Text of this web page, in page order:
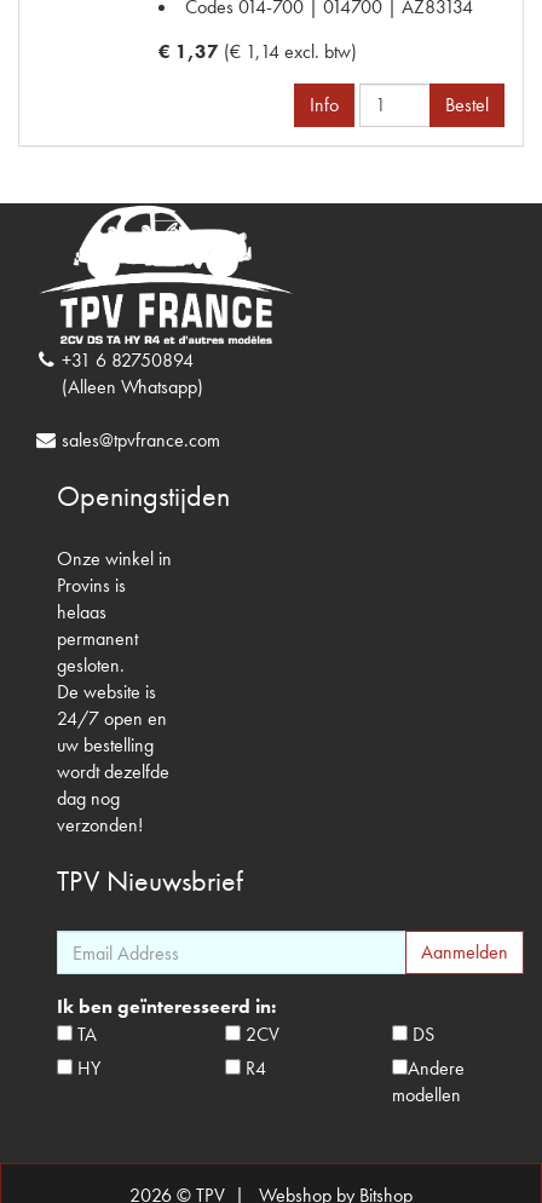
Codes014-700 | 014700 | AZ83134
€ 1,37 (€ 1,14 excl. btw)
Info Bestel
+31 6 82750894
(Alleen Whatsapp)
sales@tpvfrance.com
Openingstijden
Onze winkel in
Provins is
helaas
permanent
gesloten.
De website is
24/7 open en
uw bestelling
wordt dezelfde
dag nog
verzonden!
TPV Nieuwsbrief
Ik ben geïnteresseerd in:
TA
2CV
DS
HY
R4
Andere
modellen
2026 © TPV | Webshop by Bitshop